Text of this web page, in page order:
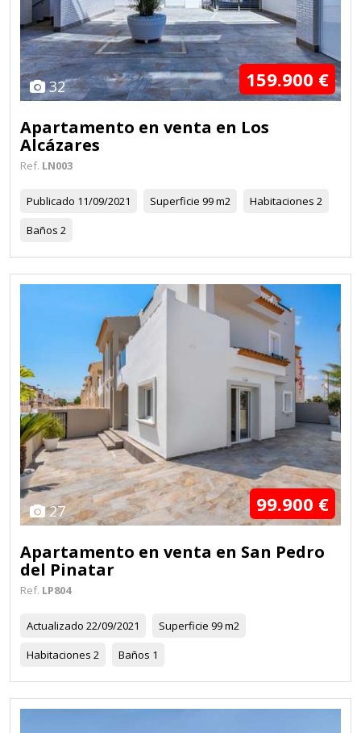
32 159.900 €
Apartamento en venta en Los
Alcázares
Ref. LN003
Publicado 11/09/2021 Superficie 99 m2 Habitaciones 2
Baños 2
27 99.900 €
Apartamento en venta en San Pedro
del Pinatar
Ref. LP804
Actualizado 22/09/2021 Superficie 99 m2
Habitaciones 2 Baños 1